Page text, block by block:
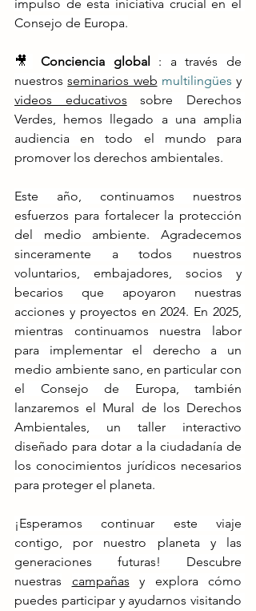
impulso de esta iniciativa crucial en el
Consejo de Europa.
🎥 Conciencia global
: a través de
nuestros seminarios web multilingües y
videos educativos
sobre Derechos
Verdes, hemos llegado a una amplia
audiencia en todo el mundo para
promover los derechos ambientales.
Este año, continuamos nuestros
esfuerzos para fortalecer la protección
del medio ambiente. Agradecemos
sinceramente a todos nuestros
voluntarios, embajadores, socios y
becarios que apoyaron nuestras
acciones y proyectos en 2024. En 2025,
mientras continuamos nuestra labor
para implementar el derecho a un
medio ambiente sano, en particular con
el Consejo de Europa, también
lanzaremos el Mural de los Derechos
Ambientales, un taller interactivo
diseñado para dotar a la ciudadanía de
los conocimientos jurídicos necesarios
para proteger el planeta.
¡Esperamos continuar este viaje
contigo, por nuestro planeta y las
generaciones futuras! Descubre
nuestras
campañas
y explora cómo
puedes participar y ayudarnos visitando